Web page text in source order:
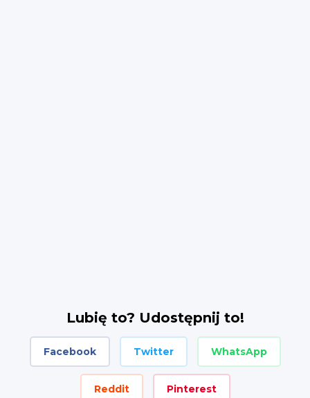
Lubię to? Udostępnij to!
Facebook Twitter WhatsApp
Reddit Pinterest